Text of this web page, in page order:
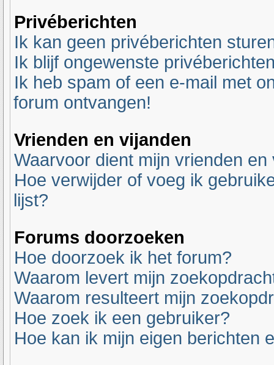
Privéberichten
Ik kan geen privéberichten
Ik blijf ongewenste
Ik heb spam of een e-mail met
forum ontvangen!
Vrienden en vijanden
Waarvoor dient mijn vrienden en
Hoe verwijder of voeg ik
lijst?
Forums doorzoeken
Hoe doorzoek ik het forum?
Waarom levert mijn
Waarom resulteert mijn
Hoe zoek ik een gebruiker?
Hoe kan ik mijn eigen berichten